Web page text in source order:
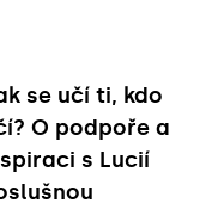
se učí ti, kdo
O podpoře a
s Lucií